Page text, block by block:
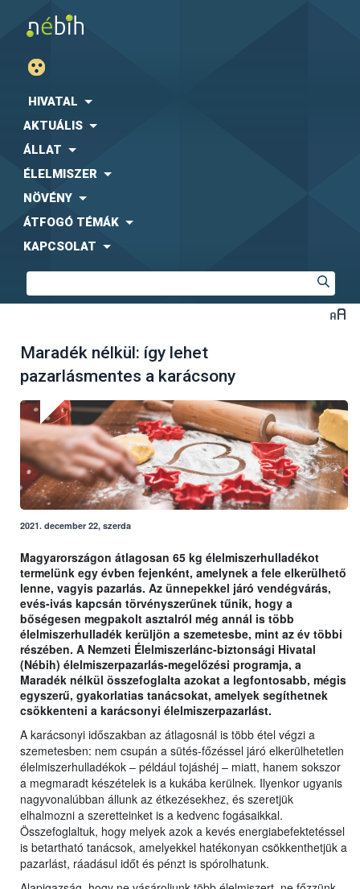
HIVATAL
AKTUÁLIS
ÁLLAT
ÉLELMISZER
NÖVÉNY
ÁTFOGÓ TÉMÁK
KAPCSOLAT
Maradék nélkül: így lehet
pazarlásmentes a karácsony
2021. december 22, szerda
Magyarországon átlagosan 65 kg élelmiszerhulladékot
termelünk egy évben fejenként, amelynek a fele elkerülhető
lenne, vagyis pazarlás. Az ünnepekkel járó vendégvárás,
evés-ivás kapcsán törvényszerűnek tűnik, hogy a
bőségesen megpakolt asztalról még annál is több
élelmiszerhulladék kerüljön a szemetesbe, mint az év többi
részében. A Nemzeti Élelmiszerlánc-biztonsági Hivatal
(Nébih) élelmiszerpazarlás-megelőzési programja, a
Maradék nélkül összefoglalta azokat a legfontosabb, mégis
egyszerű, gyakorlatias tanácsokat, amelyek segíthetnek
csökkenteni a karácsonyi élelmiszerpazarlást.
A karácsonyi időszakban az átlagosnál is több étel végzi a
szemetesben: nem csupán a sütés-főzéssel járó elkerülhetetlen
élelmiszerhulladékok – például tojáshéj – miatt, hanem sokszor
a megmaradt készételek is a kukába kerülnek. Ilyenkor ugyanis
nagyvonalúbban állunk az étkezésekhez, és szeretjük
elhalmozni a szeretteinket is a kedvenc fogásaikkal.
Összefoglaltuk, hogy melyek azok a kevés energiabefektetéssel
is betartható tanácsok, amelyekkel hatékonyan csökkenthetjük a
pazarlást, ráadásul időt és pénzt is spórolhatunk.